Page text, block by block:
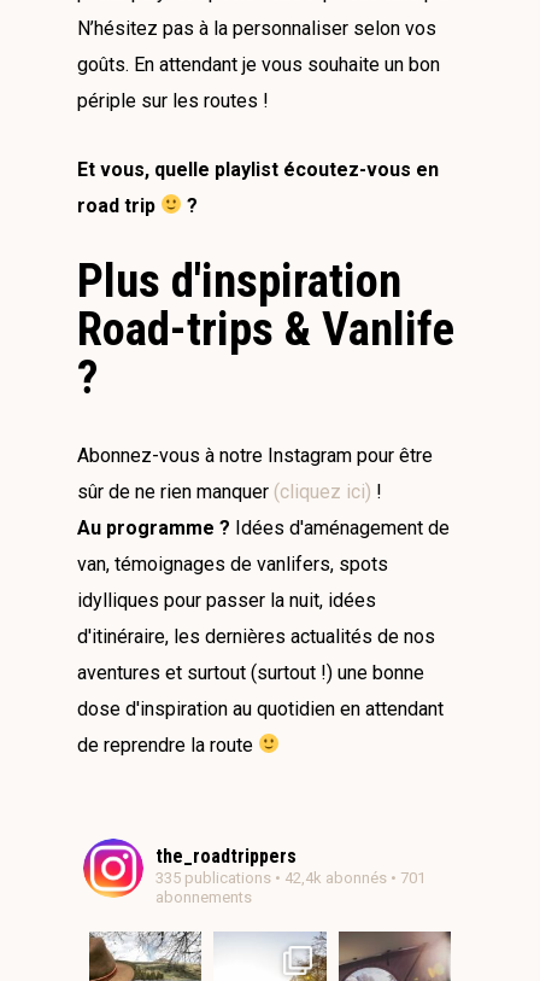
N’hésitez pas à la personnaliser selon vos
goûts. En attendant je vous souhaite un bon
périple sur les routes !
Et vous, quelle playlist écoutez-vous en
road trip
?
Plus d'inspiration
Road-trips & Vanlife
?
Abonnez-vous à notre Instagram pour être
sûr de ne rien manquer (cliquez ici) !
Au programme ? Idées d'aménagement de
van, témoignages de vanlifers, spots
idylliques pour passer la nuit, idées
d'itinéraire, les dernières actualités de nos
aventures et surtout (surtout !) une bonne
dose d'inspiration au quotidien en attendant
de reprendre la route
the_roadtrippers
335 publications • 42,4k abonnés • 701
abonnements